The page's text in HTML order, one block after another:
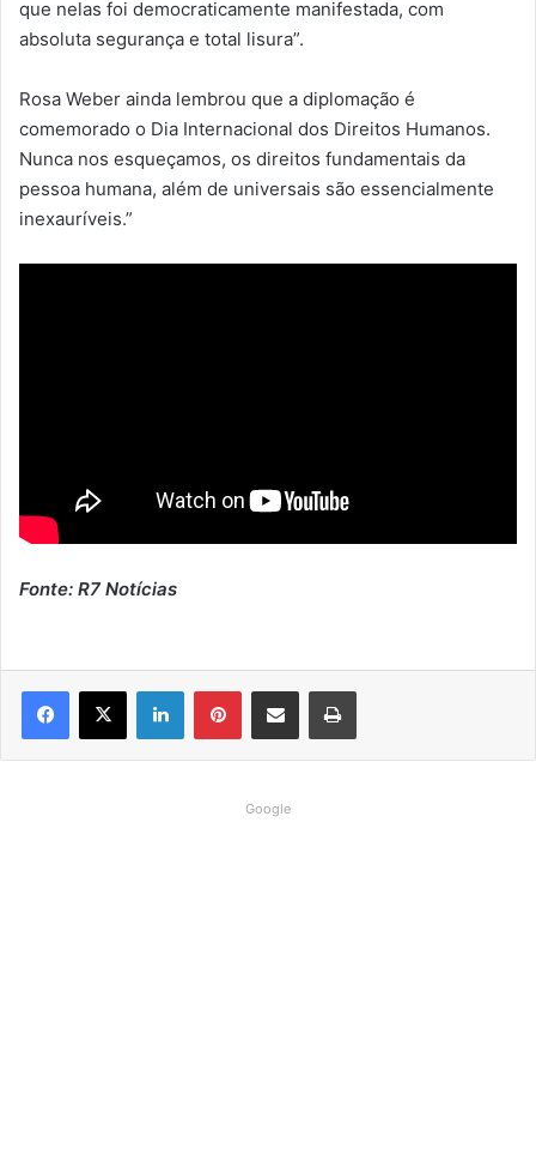
que nelas foi democraticamente manifestada, com
absoluta segurança e total lisura”.
Rosa Weber ainda lembrou que a diplomação é
comemorado o Dia Internacional dos Direitos Humanos.
Nunca nos esqueçamos, os direitos fundamentais da
pessoa humana, além de universais são essencialmente
inexauríveis.”
Fonte: R7 Notícias
Google